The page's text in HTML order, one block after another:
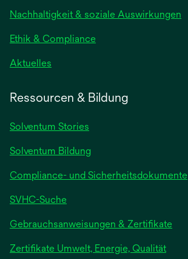
Nachhaltigkeit & soziale Auswirkungen
Ethik & Compliance
Aktuelles
Ressourcen & Bildung
Solventum Stories
Solventum Bildung
Compliance- und Sicherheitsdokumente
SVHC-Suche
Gebrauchsanweisungen & Zertifikatewird
Zertifikate Umwelt, Energie, Qualität